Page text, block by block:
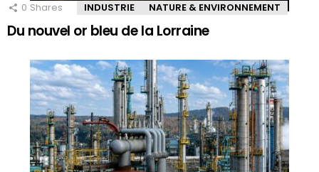
0 Shares INDUSTRIE NATURE & ENVIRONNEMENT
Du nouvel or bleu de la Lorraine